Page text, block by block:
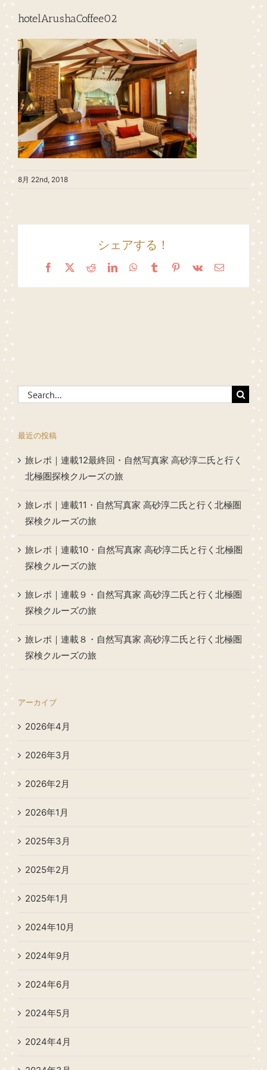
hotelArushaCoffee02
8月 22nd, 2018
シェアする！
Facebook
X RedditLinkedInWhatsApp
TumblrPinterest
Vk Email
Search
for:
最近の投稿
旅レポ｜連載12最終回・自然写真家 高砂淳二氏と行く
北極圏探検クルーズの旅
旅レポ｜連載11・自然写真家 高砂淳二氏と行く北極圏
探検クルーズの旅
旅レポ｜連載10・自然写真家 高砂淳二氏と行く北極圏
探検クルーズの旅
旅レポ｜連載９・自然写真家 高砂淳二氏と行く北極圏
探検クルーズの旅
旅レポ｜連載８・自然写真家 高砂淳二氏と行く北極圏
探検クルーズの旅
アーカイブ
2026年4月
2026年3月
2026年2月
2026年1月
2025年3月
2025年2月
2025年1月
2024年10月
2024年9月
2024年6月
2024年5月
2024年4月